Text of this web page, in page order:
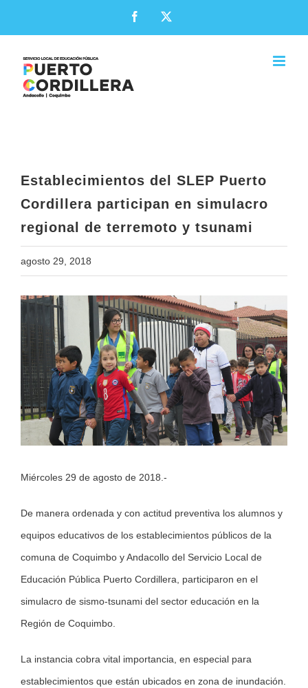
Facebook
Establecimientos del SLEP Puerto
Cordillera participan en simulacro
regional de terremoto y tsunami
agosto 29, 2018
View
Larger
Image
Miércoles 29 de agosto de 2018.-
De manera ordenada y con actitud preventiva los alumnos y
equipos educativos de los establecimientos públicos de la
comuna de Coquimbo y Andacollo del Servicio Local de
Educación Pública Puerto Cordillera, participaron en el
simulacro de sismo-tsunami del sector educación en la
Región de Coquimbo.
La instancia cobra vital importancia, en especial para
establecimientos que están ubicados en zona de inundación.